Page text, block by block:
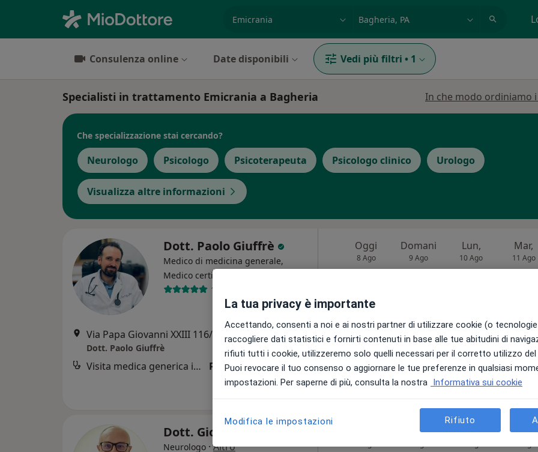
Consulenza online Date disponibili Vedi più filtri • 1
Specialisti in trattamento Emicrania a Bagheria In che modo ordiniamo
Che specializzazione stai cercando?
Neurologo Psicologo Psicoterapeuta Psicologo clinico Urologo
Visualizza altre informazioni
Dott. Paolo Giuffrè
Medico di medicina generale,
Medico certificatore
191 recensioni
Via Papa Giovanni XXIII 116/B, Bagheria • Mappa
Dott. Paolo Giuffrè
Visita medica generica in CONVENZIONE Prestazione gratuita
Oggi
8 Ago
Domani
9 Ago
Lun,
10 Ago
Mar,
11 Ago
Non ci sono agende disponibili!
Chiedi di attivare le prenotazioni online
Dott. Giovanni Cuccia
Neurologo ·Altro
Domani Lun, Mar,
La tua privacy è importante
Accettando, consenti a noi e ai nostri partner di utilizzare cookie (o
raccogliere dati statistici e fornirti contenuti in base alle tue abitudini di
rifiuti tutti i cookie, utilizzeremo solo quelli necessari per il corretto utilizzo
Puoi revocare il tuo consenso o aggiornare le tue preferenze in qualsiasi
impostazioni. Per saperne di più, consulta la nostra Informativa sui cookie
Modifica le impostazioni Rifiuto